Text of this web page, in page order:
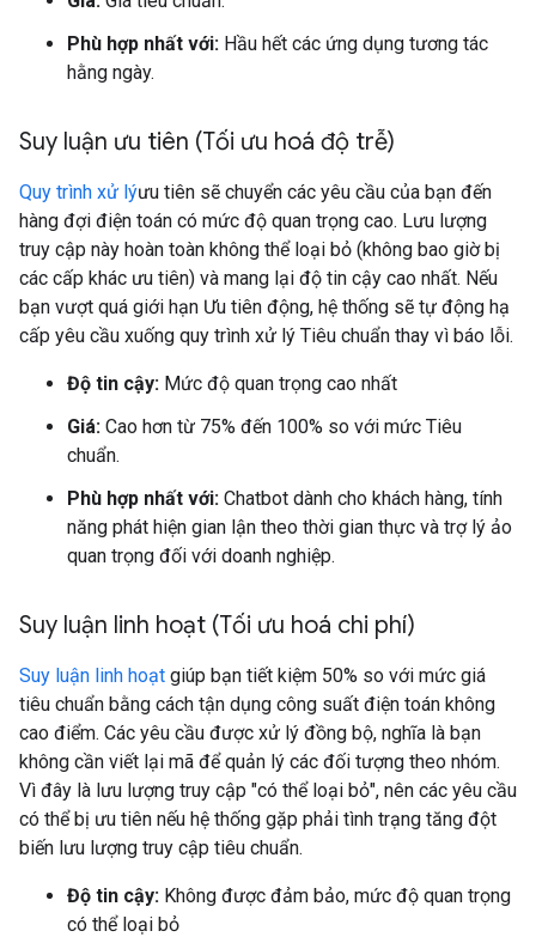
Phù hợp nhất với: Hầu hết các ứng dụng tương tác
hằng ngày.
Suy luận ưu tiên (Tối ưu hoá độ trễ)
Quy trình xử lýưu tiên sẽ chuyển các yêu cầu của bạn đến
hàng đợi điện toán có mức độ quan trọng cao. Lưu lượng
truy cập này hoàn toàn không thể loại bỏ (không bao giờ bị
các cấp khác ưu tiên) và mang lại độ tin cậy cao nhất. Nếu
bạn vượt quá giới hạn Ưu tiên động, hệ thống sẽ tự động hạ
cấp yêu cầu xuống quy trình xử lý Tiêu chuẩn thay vì báo lỗi.
Độ tin cậy: Mức độ quan trọng cao nhất
Giá: Cao hơn từ 75% đến 100% so với mức Tiêu
chuẩn.
Phù hợp nhất với: Chatbot dành cho khách hàng, tính
năng phát hiện gian lận theo thời gian thực và trợ lý ảo
quan trọng đối với doanh nghiệp.
Suy luận linh hoạt (Tối ưu hoá chi phí)
Suy luận linh hoạt giúp bạn tiết kiệm 50% so với mức giá
tiêu chuẩn bằng cách tận dụng công suất điện toán không
cao điểm. Các yêu cầu được xử lý đồng bộ, nghĩa là bạn
không cần viết lại mã để quản lý các đối tượng theo nhóm.
Vì đây là lưu lượng truy cập "có thể loại bỏ", nên các yêu cầu
có thể bị ưu tiên nếu hệ thống gặp phải tình trạng tăng đột
biến lưu lượng truy cập tiêu chuẩn.
Độ tin cậy: Không được đảm bảo, mức độ quan trọng
có thể loại bỏ